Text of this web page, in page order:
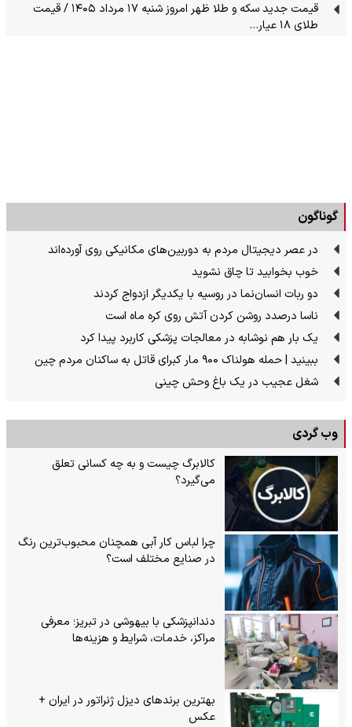
قیمت جدید سکه و طلا ظهر امروز شنبه ۱۷ مرداد ۱۴۰۵ / قیمت
طلای ۱۸ عیار…
گوناگون
در عصر دیجیتال مردم به دوربین‌های مکانیکی روی آورده‌اند
خوب بخوابید تا چاق نشوید
دو ربات انسان‌نما در روسیه با یکدیگر ازدواج کردند
ناسا درصدد روشن کردن آتش روی کره ماه است
یک بار هم نوشابه در معالجات پزشکی کاربرد پیدا کرد
ببینید | حمله هولناک ۹۰۰ مار کبرای قاتل به ساکنان مردم چین
شغل عجیب در یک باغ وحش چینی
وب گردی
کالابرگ چیست و به چه کسانی تعلق
می‌گیرد؟
چرا لباس کار آبی همچنان محبوب‌ترین رنگ
در صنایع مختلف است؟
دندانپزشکی با بیهوشی در تبریز؛ معرفی
مراکز، خدمات، شرایط و هزینه‌ها
بهترین برندهای دیزل ژنراتور در ایران +
عکس